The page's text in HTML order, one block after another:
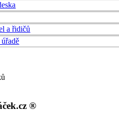
a řidičů
®